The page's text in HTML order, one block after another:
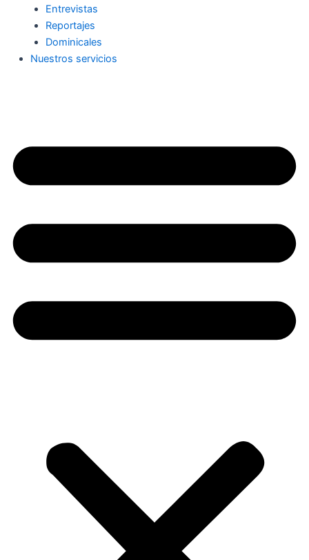
Entrevistas
Reportajes
Dominicales
Nuestros servicios